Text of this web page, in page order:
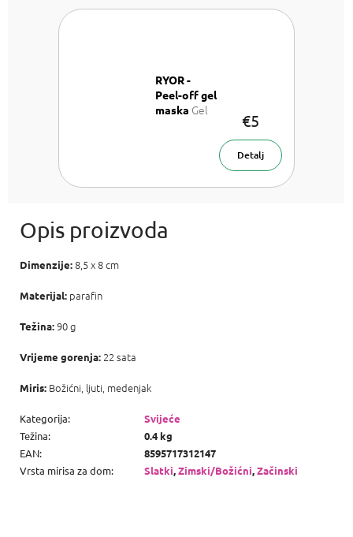
RYOR -
Peel-off gel
maska Gel
€5
Detalj
Dimenzije: 8,5 x 8 cm
Materijal: parafin
Težina:90 g
Vrijeme gorenja: 22 sata
Miris: Božićni, ljuti, medenjak
Kategorija:
Svijeće
Težina:
0.4 kg
EAN:
8595717312147
Vrsta mirisa za dom: Slatki,Zimski/Božićni,Začinski